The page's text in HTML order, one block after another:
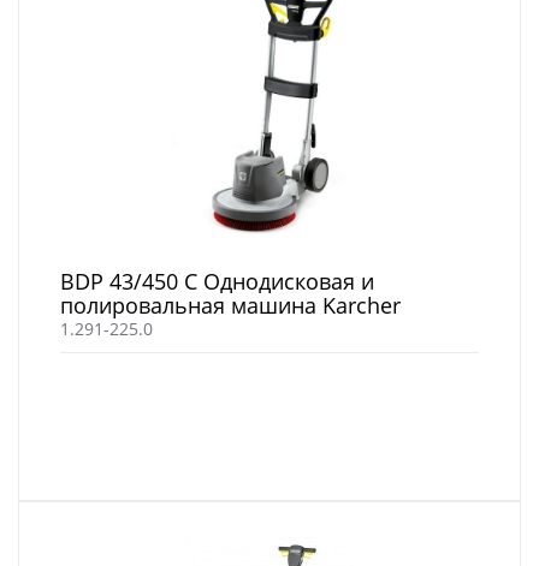
BDP 43/450 C Однодисковая и
полировальная машина Karcher
1.291-225.0